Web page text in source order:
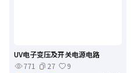
UV电子变压及开关电源电路
771
27
9